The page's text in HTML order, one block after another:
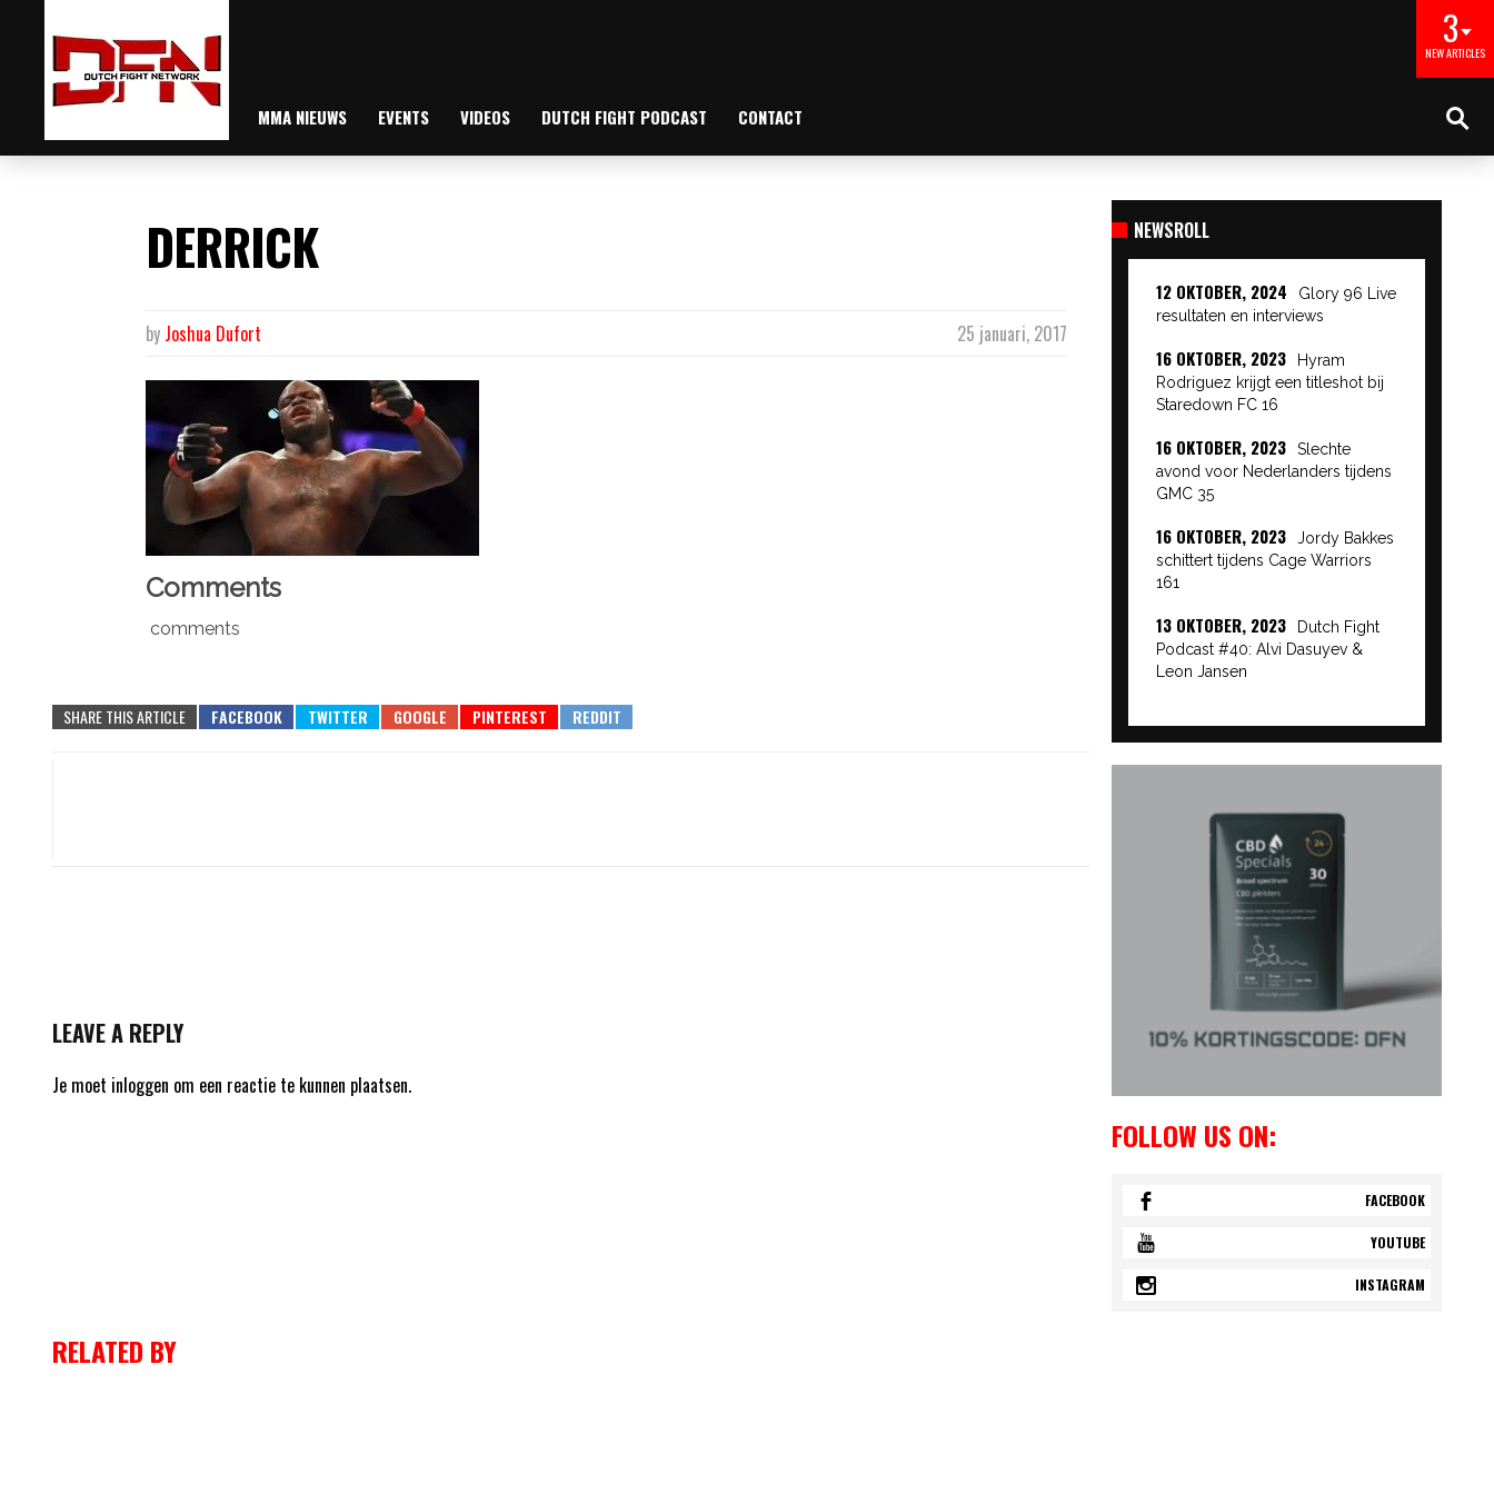
3
NEW ARTICLES
MMA NIEUWS EVENTS VIDEOS DUTCH FIGHT PODCAST CONTACT
DERRICK
25 januari, 2017
by Joshua Dufort
Comments
comments
SHARE THIS ARTICLE
LEAVE A REPLY
Je moet inloggen om een reactie te kunnen plaatsen.
NEWSROLL
12 OKTOBER, 2024
Glory 96 Live
resultaten en interviews
16 OKTOBER, 2023
Hyram
Rodriguez krijgt een titleshot bij
Staredown FC 16
16 OKTOBER, 2023
Slechte
avond voor Nederlanders tijdens
GMC 35
16 OKTOBER, 2023
Jordy Bakkes
schittert tijdens Cage Warriors
161
13 OKTOBER, 2023
Dutch Fight
Podcast #40: Alvi Dasuyev &
Leon Jansen
FOLLOW US ON:
FACEBOOK
YOUTUBE
INSTAGRAM
RELATED BY